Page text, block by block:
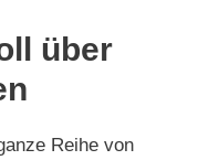
über
Reihe von